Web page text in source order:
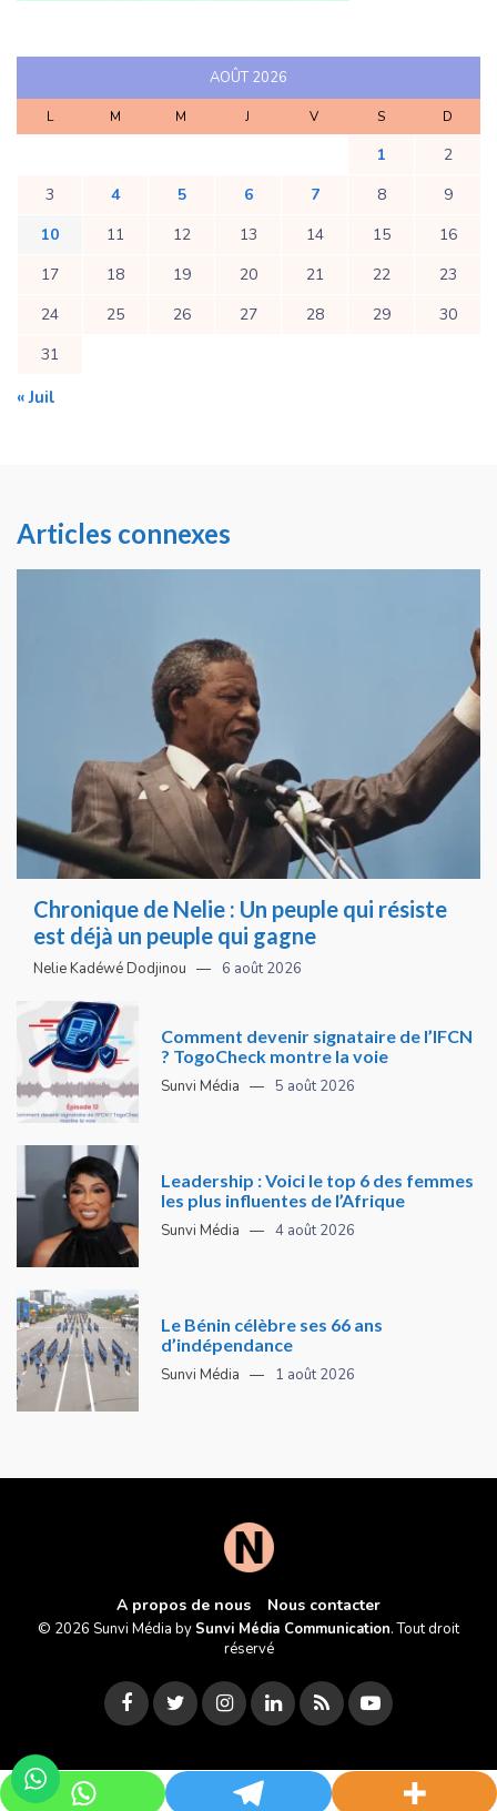
AOÛT 2026
L M M J V S D
1
2
3
4 5 6 7 8
9
10
11 12 13 14 15
16
17
18 19 20 21 22
23
24
25 26 27 28 29
30
31
« Juil
Articles connexes
Chronique de Nelie : Un peuple qui résiste
est déjà un peuple qui gagne
Nelie Kadéwé Dodjinou 6 août 2026
Comment devenir signataire de l’IFCN
? TogoCheck montre la voie
Sunvi Média 5 août 2026
Leadership : Voici le top 6 des femmes
les plus influentes de l’Afrique
Sunvi Média 4 août 2026
Le Bénin célèbre ses 66 ans
d’indépendance
Sunvi Média 1 août 2026
A propos de nous Nous contacter
© 2026 Sunvi Média by Sunvi Média Communication. Tout droit
réservé